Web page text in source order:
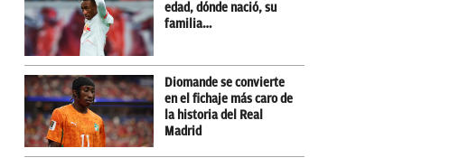
edad, dónde nació, su
familia…
Diomande se convierte
en el fichaje más caro de
la historia del Real
Madrid